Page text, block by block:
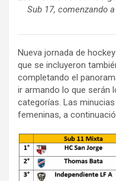
Sub 17, comenzando
Nueva jornada de
que se incluyeron
completando el
ir armando lo que serán
categorías. Las
femeninas, a